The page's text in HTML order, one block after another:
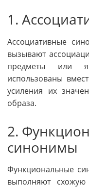
1.
Ассоциативные
вызывают
предметы или
использованы
усиления их
образа.
2.
синонимы
Функциональные
выполняют схожую